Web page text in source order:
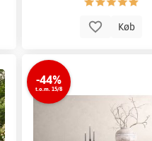
Køb
-44%
t.o.m. 15/8